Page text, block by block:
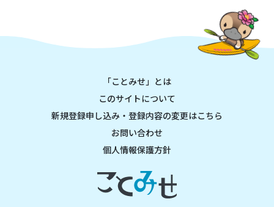
「ことみせ」とは
このサイトについて
新規登録申し込み・登録内容の変更はこちら
お問い合わせ
個人情報保護方針